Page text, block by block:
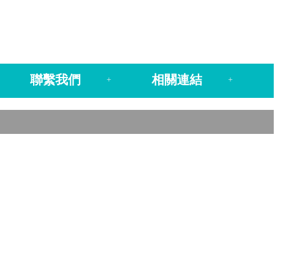
聯繫我們 + 相關連結 +